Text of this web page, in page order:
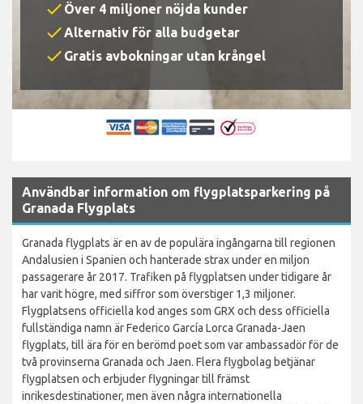
check Över 4 miljoner nöjda kunder
checkAlternativ för alla budgetar
check Gratis avbokningar utan krångel
Användbar information om flygplatsparkering på
Granada Flygplats
Granada flygplats är en av de populära ingångarna till regionen
Andalusien i Spanien och hanterade strax under en miljon
passagerare år 2017. Trafiken på flygplatsen under tidigare år
har varit högre, med siffror som överstiger 1,3 miljoner.
Flygplatsens officiella kod anges som GRX och dess officiella
fullständiga namn är Federico García Lorca Granada-Jaen
flygplats, till ära för en berömd poet som var ambassadör för de
två provinserna Granada och Jaen. Flera flygbolag betjänar
flygplatsen och erbjuder flygningar till främst
inrikesdestinationer, men även några internationella